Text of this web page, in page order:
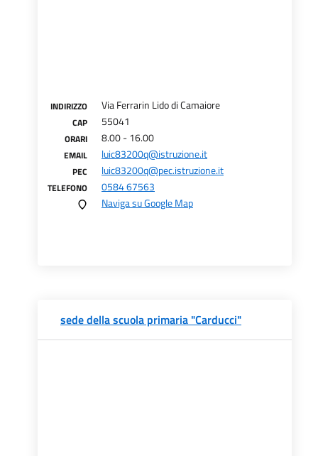
INDIRIZZO Via Ferrarin Lido di Camaiore
CAP 55041
ORARI 8.00 - 16.00
EMAIL luic83200q@istruzione.it
PEC luic83200q@pec.istruzione.it
TELEFONO
0584 67563
Naviga su Google Map
sede della scuola primaria "Carducci"